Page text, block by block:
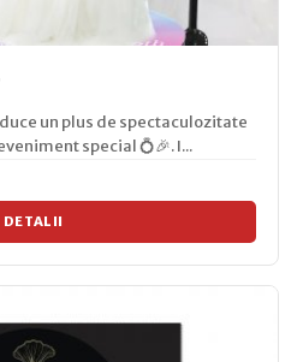
un plus de spectaculozitate
special 💍🎉. I...
DETALII